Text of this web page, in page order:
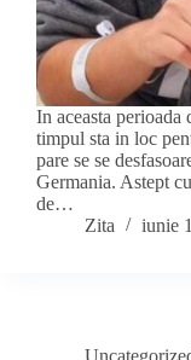
In aceasta perioada
timpul sta in loc
pare se se
Germania. Astept
de…
Zita
iunie